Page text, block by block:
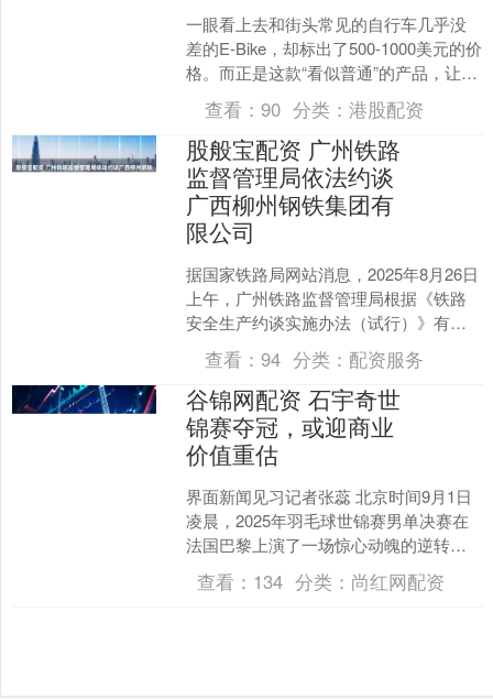
一眼看上去和街头常见的自行车几乎没
差的E-Bike，却标出了500-1000美元的价
格。而正是这款“看似普通”的产品，让一
家深圳龙华企业大鱼智行，拿下了全球
折叠....
查看： 90 分类： 港股配资
股般宝配资 广州铁路
监督管理局依法约谈
广西柳州钢铁集团有
限公司
据国家铁路局网站消息，2025年8月26日
上午，广州铁路监督管理局根据《铁路
安全生产约谈实施办法（试行）》有关
规定，就今年以来广西柳州钢铁集团有
限公司下属子公司....
查看： 94 分类： 配资服务
谷锦网配资 石宇奇世
锦赛夺冠，或迎商业
价值重估
界面新闻见习记者张蕊 北京时间9月1日
凌晨，2025年羽毛球世锦赛男单决赛在
法国巴黎上演了一场惊心动魄的逆转大
戏。中国选手石宇奇在先失一局的不利
情况下，以2-1....
查看： 134 分类： 尚红网配资